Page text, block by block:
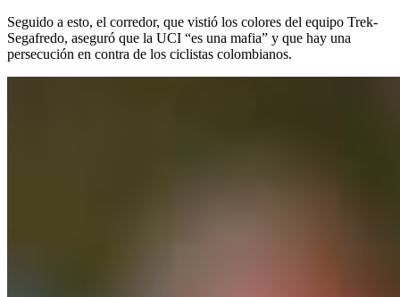
Seguido a esto, el corredor, que vistió los colores del equipo Trek-
Segafredo, aseguró que la UCI “es una mafia” y que hay una
persecución en contra de los ciclistas colombianos.